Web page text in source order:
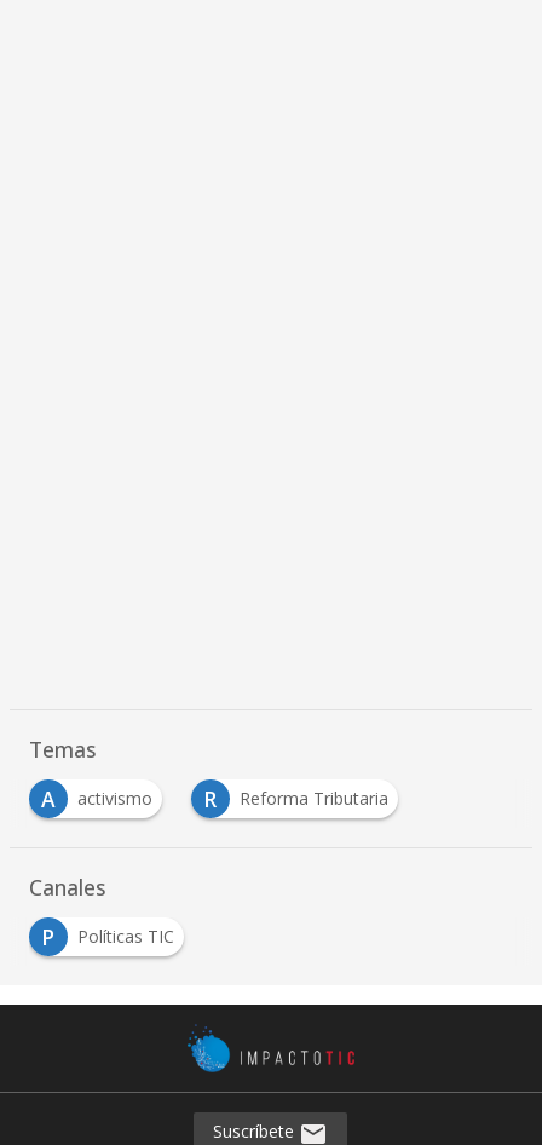
Temas
A
activismo R Reforma Tributaria
Canales
P
Políticas TIC
Suscríbete